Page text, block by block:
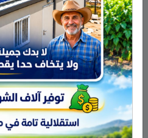
نتخلص منها بعد استعمالها؟
عبد اللهعلى
14 طاقم
الحرائق لإخماد الحريق قرب
حسن طربيهعلىهادي أبو
أعلى قمة في أوروبا الغربية
صالح مرعي
هادي أبو
أعلى قمة في أوروبا الغربية
زيدعلىهادي أبو رافع
قمة في أوروبا الغربية